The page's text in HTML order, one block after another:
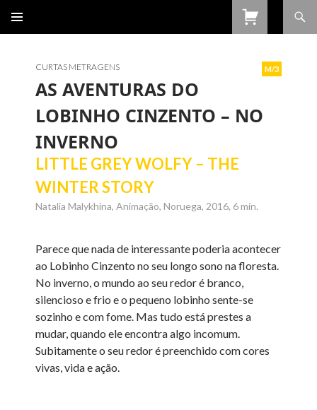
CONTEÚDO
CURTAS METRAGENS M/3
AS AVENTURAS DO
LOBINHO CINZENTO – NO
INVERNO
LITTLE GREY WOLFY – THE
WINTER STORY
Natalia Malykhina, Animação, Noruega, 2016, 6 min.
Parece que nada de interessante poderia acontecer
ao Lobinho Cinzento no seu longo sono na floresta.
No inverno, o mundo ao seu redor é branco,
silencioso e frio e o pequeno lobinho sente-se
sozinho e com fome. Mas tudo está prestes a
mudar, quando ele encontra algo incomum.
Subitamente o seu redor é preenchido com cores
vivas, vida e ação.